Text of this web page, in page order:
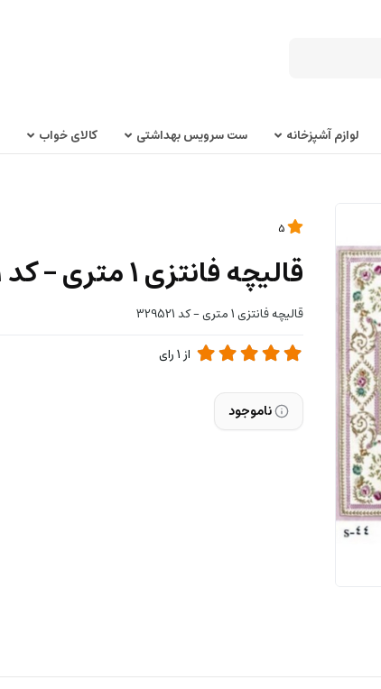
لوازم آشپزخانه ست سرویس بهداشتی کالای خواب
قالیچه فانتزی 1 متری - کد 329521
قالیچه فانتزی 1 متری - کد 329521
از1رای
ناموجود